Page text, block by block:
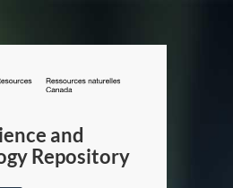
/
Canada
and
Repository